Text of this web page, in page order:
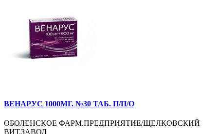
ВЕНАРУС 1000МГ. №30 ТАБ. П/П/О
ОБОЛЕНСКОЕ ФАРМ.ПРЕДПРИЯТИЕ/ЩЕЛКОВСКИЙ
ВИТ.ЗАВОД